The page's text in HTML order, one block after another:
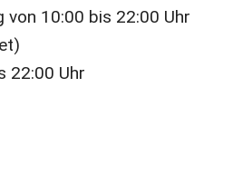
von 10:00 bis 22:00 Uhr
22:00 Uhr